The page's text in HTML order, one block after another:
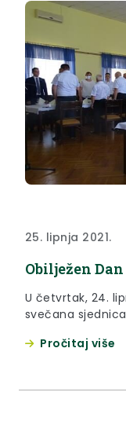
25. lipnja 2021.
Obilježen
U četvrtak, 24.
svečana
Pročitaj više